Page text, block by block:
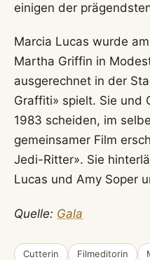
einigen der
Marcia Lucas wurde
Martha Griffin in
ausgerechnet in der
Graffiti» spielt. Sie und
1983 scheiden, im
gemeinsamer Film
Jedi-Ritter». Sie
Lucas und Amy Soper
Quelle: Gala
Cutterin Filmeditorin